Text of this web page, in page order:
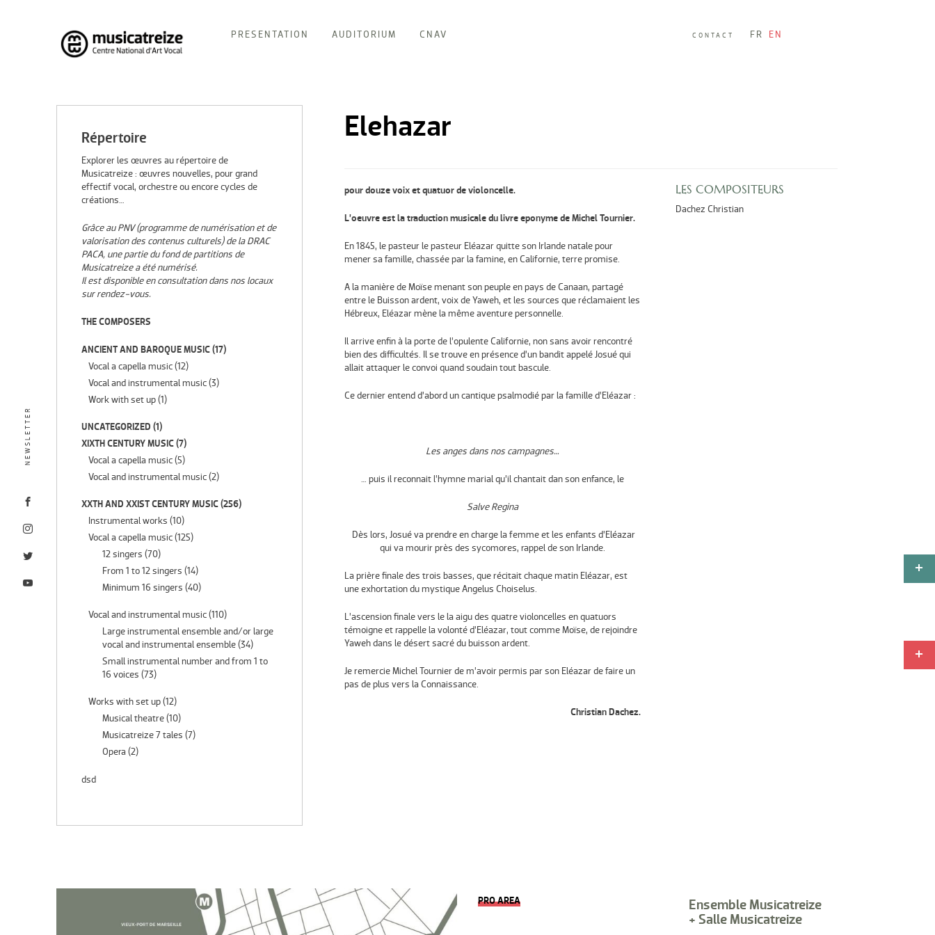
Skip
to
content
PRESENTATION AUDITORIUM CNAV CONTACT FR EN
NEWSLETTER
Elehazar
pour douze voix et quatuor de violoncelle.
L’oeuvre est la traduction musicale du livre eponyme de Michel Tournier.
En 1845, le pasteur le pasteur Eléazar quitte son Irlande natale pour
mener sa famille, chassée par la famine, en Californie, terre promise.
A la manière de Moïse menant son peuple en pays de Canaan, partagé
entre le Buisson ardent, voix de Yaweh, et les sources que réclamaient les
Hébreux, Eléazar mène la même aventure personnelle.
Il arrive enfin à la porte de l’opulente Californie, non sans avoir rencontré
bien des difficultés. Il se trouve en présence d’un bandit appelé Josué qui
allait attaquer le convoi quand soudain tout bascule.
Ce dernier entend d’abord un cantique psalmodié par la famille d’Eléazar :
Les anges dans nos campagnes…
… puis il reconnait l’hymne marial qu’il chantait dan son enfance, le
Salve Regina
Dès lors, Josué va prendre en charge la femme et les enfants d’Eléazar
qui va mourir près des sycomores, rappel de son Irlande.
La prière finale des trois basses, que récitait chaque matin Eléazar, est
une exhortation du mystique Angelus Choiselus.
L’ascension finale vers le la aigu des quatre violoncelles en quatuors
témoigne et rappelle la volonté d’Eléazar, tout comme Moïse, de rejoindre
Yaweh dans le désert sacré du buisson ardent.
Je remercie Michel Tournier de m’avoir permis par son Eléazar de faire un
pas de plus vers la Connaissance.
Christian Dachez.
LES COMPOSITEURS
Dachez Christian
Répertoire
Explorer les œuvres au répertoire de
Musicatreize : œuvres nouvelles, pour grand
effectif vocal, orchestre ou encore cycles de
créations…
Grâce au PNV (programme de numérisation et de
valorisation des contenus culturels) de la DRAC
PACA, une partie du fond de partitions de
Musicatreize a été numérisé.
Il est disponible en consultation dans nos locaux
sur rendez-vous.
THE COMPOSERS
ANCIENT AND BAROQUE MUSIC(17)
Vocal a capella music(12)
Vocal and instrumental music(3)
Work with set up(1)
UNCATEGORIZED (1)
XIXTH CENTURY MUSIC(7)
Vocal a capella music(5)
Vocal and instrumental music(2)
XXTH AND XXIST CENTURY MUSIC(256)
Instrumental works (10)
Vocal a capella music(125)
12 singers (70)
From 1 to 12 singers (14)
Minimum 16 singers (40)
Vocal and instrumental music(110)
Large instrumental ensemble and/or large
vocal and instrumental ensemble(34)
Small instrumental number and from 1 to
16 voices (73)
Works with set up(12)
Musical theatre(10)
Musicatreize 7 tales (7)
Opera (2)
dsd
PRO AREA
Ensemble Musicatreize
+ Salle Musicatreize